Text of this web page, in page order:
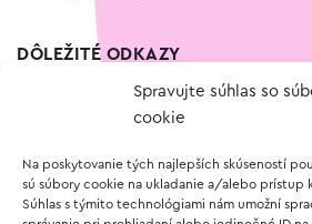
Spravujte súhlas so
cookie
Na poskytovanie tých najlepších skúseností
sú súbory cookie na ukladanie a/alebo prístup
Súhlas s týmito technológiami nám umožní
DÔLEŽITÉ ODKAZY
Vernostný program